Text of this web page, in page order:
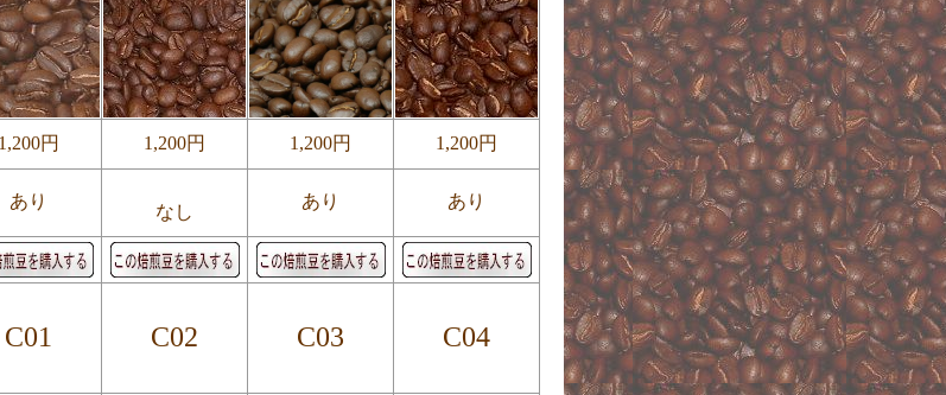
1,200円 1,200円 1,200円 1,200円
あり
なし
あり あり
C01 C02 C03 C04